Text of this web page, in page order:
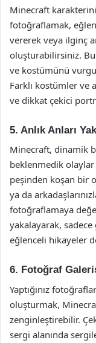
Minecraft
fotoğraflamak,
vererek veya ilginç
oluşturabilirsiniz.
ve kostümünü
Farklı kostümler ve
ve dikkat çekici
5. Anlık Anları
Minecraft, dinamik
beklenmedik olaylar
peşinden koşan bir
ya da
fotoğraflamaya
yakalayarak,
eğlenceli hikayeler
6. Fotoğraf
Yaptığınız
oluşturmak,
zenginleştirebilir.
sergi alanında